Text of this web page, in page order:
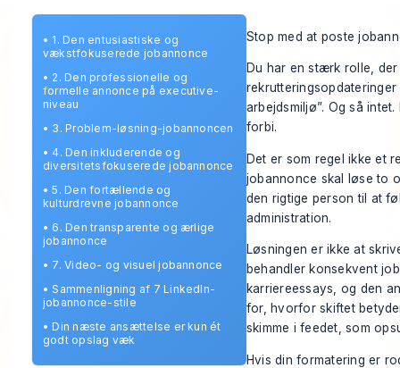
• 1. Den entusiastiske og
vækstfokuserede jobannonce
• 2. Den professionelle og
formelle annonce på executive-
niveau
• 3. Problem-løsning-jobannoncen
• 4. Den inkluderende og
diversitetsfokuserede jobannonce
•5. Den fortællende og
kulturdrevne jobannonce
• 6. Den transparente og ærlige
jobannonce
• 7. Video- og visuel jobannonce
•Sammenligning af 7 LinkedIn-
jobannonce-stile
• Din næste ansættelse er kun ét
godt opslag væk
Stop med at poste
Du har en stærk rolle,
arbejdsmiljø”. Og så
forbi.
Det er som regel ikke et
jobannonce skal løse to
den rigtige person til at
administration.
Løsningen er ikke at
behandler konsekvent
karriereessays, og den
for, hvorfor skiftet
skimme i feedet, som
Hvis din formatering er